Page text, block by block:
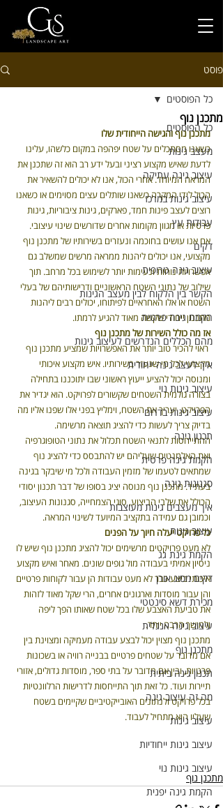
פוסט
כל הפוסטים
מעצב גינות
עיצוב גינה עתיקה
עיצוב גינות במרכז
עבודות עץ
דקים
עיצוב גינה טרופית
הקשר בין הלקוח לבין מעצב הגינות
הקמת גינה פרטית
מהם הכללים הנדרשים לעיצוב גינות
איך לעצב גינה ייחודית
עיצוב גינות נוי
עיצוב גינות בדרום
תכנון גינה
הקמת גינה פרטית
סגנונות גינה
איך מעצבים גינות מעוצבות
עיצוב גינות
הקמת גינת גג
דקים מסוג אורן
מכירת דשא סינטטי
עיצוב גינה אנגלית
מתכנן נוף
תכנון גינה ביתית
מה זה עיצוב גינה
עיצוב גינות
עיצוב גינות ייחודיות
עיצוב גינות נוי
הקמת גינה יפנית
כל הפוסטים
מתכנן נוף
מתכנן נוף והגישה הייחודית שלו
כשאנו מסתכלים על שטח יפהפה במקום כלשהו, עלינו
לדעת שאיש מקצוע רציני ובעל ידע רב הוא זה שתכנן את
המראה המיוחד. אחרי הכול, אנו לא יכולים להשאיר את
הכול לידי המקרה כשאנו שותלים עצים מסוימים או כשאנו
רוצים לעצב פינות חמד, פארקים, גינות ציבוריות, גינות
פרטיות או מגוון מקומות אחרים שדורשים שינוי עיצובי.
אם אנו עושים בחוכמה ונעזרים בשירותיו של מתכנן נוף
מקצועי, אנו יכולים ליהנות ממראה מרשים שמשלב גם
אפשרויות נוחות ונעימות יותר לשימוש בכל מרחב. תוך
שילוב של נתוני השטח הראשוניים ודרישותיהם של בעלי
השטח או אלו האחראיים לפיתוחו, יכולים רבים ליהנות
מתכנון ייחודי שקשה מאוד להגיע לרמתו.
אז מה כולל השירות של מתכנן נוף
ראוי להכיר טוב יותר את האפשרויות שמציע מתכנן נוף
מקצועי לכל מי שנעזר בשירותיו. איש מקצוע איכותי
ומנוסה יכול להציע ייעוץ ראשוני שבו יתוכננו בתחילה
בצורה גולמית השטחים שקשורים לפרויקט. הוא יגדיר את
הפרויקט, יעריך את השטח, וימליץ בפני אלו שפנו אליו מה
בדיוק צריך לעשות כדי להציג תוצאה מרשימה.
ההתייחסות לתנאי השטח תכלול את נתוני הטופוגרפיה
ואת האלמנטים שעליהם יש להתבסס כדי להציג נוף
שמתאים לטעמו של מזמין העבודה ולכל מי שיבקר בגינה
בעתיד. מתכנן נוף מנוסה יציג בסופו של דבר תכנון יסודי
הכולל את שלבי הביצוע, סוגי הצמחייה, סגנונות העיצוב,
וכמובן גם עמידה בתקציב המיועד לשינוי המראה.
כל פרויקט יעלה חיוך על הפנים
לא מעט פרויקטים מרשימים יכול להציג מתכנן נוף שיש לו
ניסיון אמיתי בעבודה מול גופים שונים. מאחר ואיש מקצוע
איכותי ביצע כבר לא מעט עבודות הן עבור לקוחות פרטיים
והן עבור מוסדות וארגונים אחרים, הרי שקל מאוד לזהות
את טביעת האצבע שלו בכל שטח שאותו הפך ליפה
ולמושך הרבה יותר.
מתכנן נוף מצוין יכול לבצע עבודה מעמיקה ומצוינת בין
אם מדובר על שטחים פרטיים בבנייה רוויה או בשכונות
פרטיות, ובין אם מדובר על בתי ספר, מוסדות גדולים, אזורי
תיירות ועוד. כל זאת תוך התייחסות לדרישות הרלוונטיות
בכל פרויקט ולנתונים האובייקטיביים שקיימים בשטח
שעליו הוא מתחיל לעבוד.
מתכנן נוף